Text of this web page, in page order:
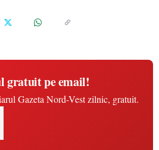
gratuit pe email!
Gazeta Nord-Vest zilnic, gratuit.